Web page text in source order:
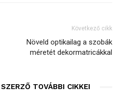
Következő cikk
Növeld optikailag a szobák
méretét dekormatricákkal
SZERZŐ TOVÁBBI CIKKEI